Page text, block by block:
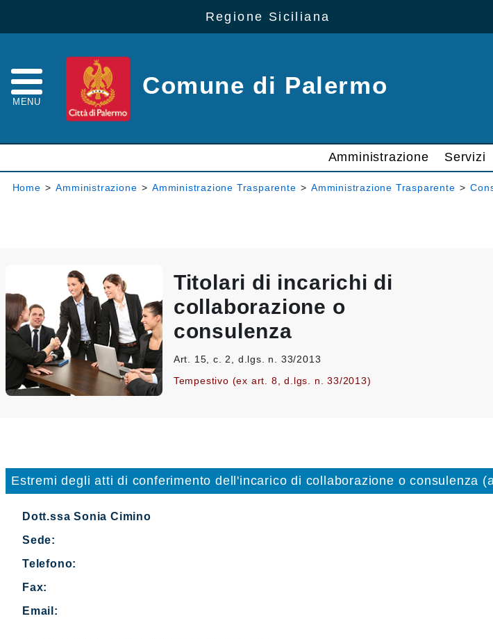
Regione Siciliana
MENU
Comune di Palermo
Amministrazione Servizi
Home > Amministrazione > Amministrazione Trasparente > Amministrazione Trasparente >
Titolari di incarichi di
collaborazione o
consulenza
Art. 15, c. 2, d.lgs. n. 33/2013
Tempestivo (ex art. 8, d.lgs. n. 33/2013)
Estremi degli atti di conferimento dell'incarico di collaborazione o consulenza
Dott.ssa Sonia Cimino
Sede:
Telefono:
Fax:
Email: